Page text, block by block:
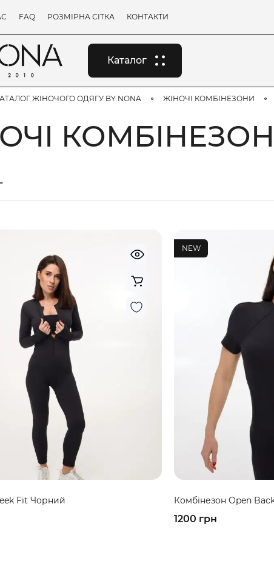
FAQ РОЗМІРНА СІТКА КОНТАКТИ
Каталог
ЖІНОЧОГО ОДЯГУ BY NONA ЖІНОЧІ КОМБІНЕЗОНИ
Fit Чорний
NEW
Комбінезон Open
1200 грн